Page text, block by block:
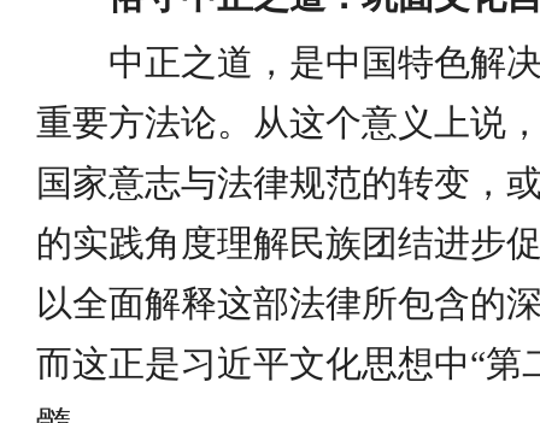
中正之道，是中国特色解
重要方法论。从这个意义上说
国家意志与法律规范的转变，
的实践角度理解民族团结进步
以全面解释这部法律所包含的
而这正是习近平文化思想中“第